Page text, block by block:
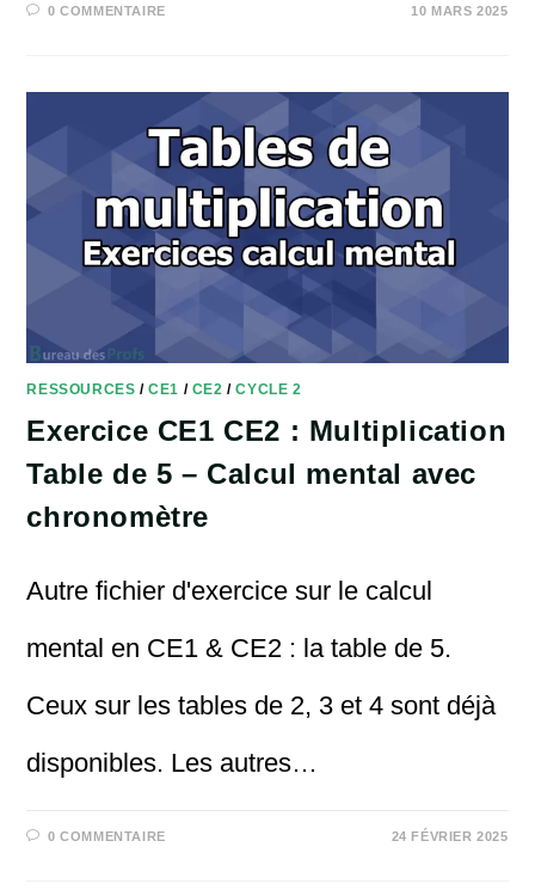
0 COMMENTAIRE 10 MARS 2025
RESSOURCES /CE1 / CE2 /CYCLE 2
Exercice CE1 CE2 : Multiplication
Table de 5 – Calcul mental avec
chronomètre
Autre fichier d'exercice sur le calcul
mental en CE1 & CE2 : la table de 5.
Ceux sur les tables de 2, 3 et 4 sont déjà
disponibles. Les autres…
0 COMMENTAIRE 24 FÉVRIER 2025